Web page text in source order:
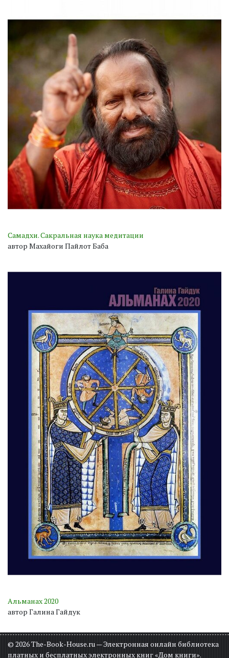
Самадхи. Сакральная наука медитации
автор Махайоги Пайлот Баба
Альманах 2020
автор Галина Гайдук
© 2026 The-Book-House.ru — Электронная онлайн библиотека
платных и бесплатных электронных книг «Дом книги».